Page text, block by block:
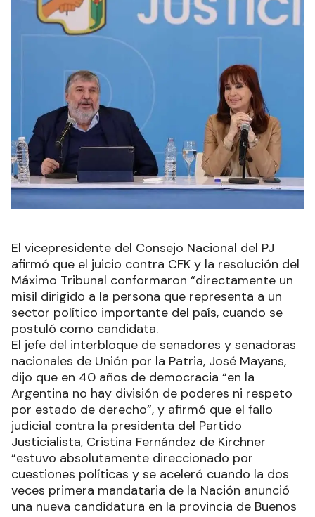
El vicepresidente del Consejo Nacional del PJ
afirmó que el juicio contra CFK y la resolución del
Máximo Tribunal conformaron “directamente un
misil dirigido a la persona que representa a un
sector político importante del país, cuando se
postuló como candidata.
El jefe del interbloque de senadores y senadoras
nacionales de Unión por la Patria, José Mayans,
dijo que en 40 años de democracia “en la
Argentina no hay división de poderes ni respeto
por estado de derecho”, y afirmó que el fallo
judicial contra la presidenta del Partido
Justicialista, Cristina Fernández de Kirchner
“estuvo absolutamente direccionado por
cuestiones políticas y se aceleró cuando la dos
veces primera mandataria de la Nación anunció
una nueva candidatura en la provincia de Buenos